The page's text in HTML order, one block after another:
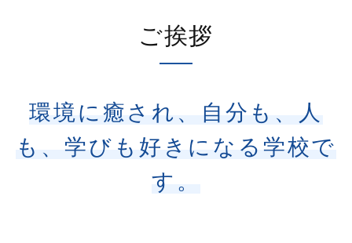
ご挨拶
環境に癒され、自分も、人
も、学びも好きになる学校で
す。
学校見学説明会・入学生徒募集要項・奨学金制度
進路変更希望の方へ
在校生の方へ